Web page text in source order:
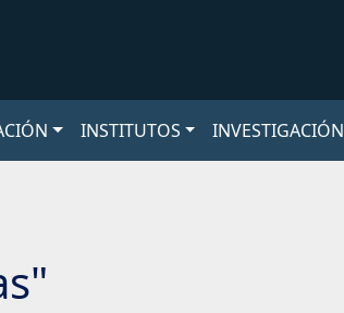
INSTITUTOS INVESTIGACIÓN